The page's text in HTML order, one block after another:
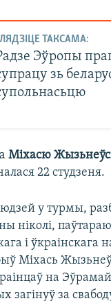
ТАКСАМА:
Эўропы
зь
Міхасю
22 студзеня.
у турмы,
ніколі,
і ўкраінскага
Міхась
на
за